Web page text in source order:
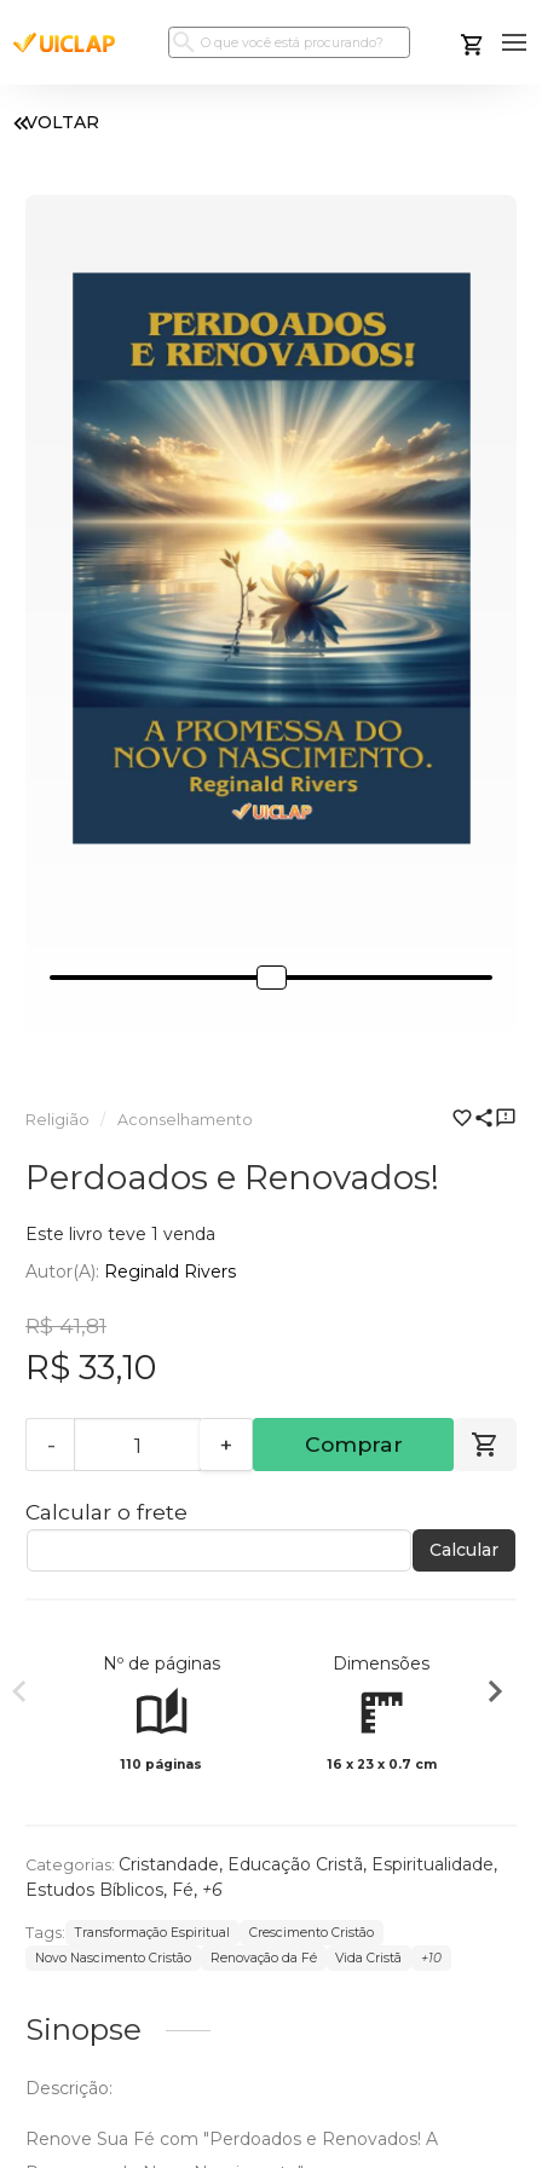
VOLTAR
Religião Aconselhamento
Perdoados e Renovados!
Este livro teve 1 venda
Autor(a): Reginald Rivers
R$ 41,81
R$ 33,10
- + Comprar
Calcular o frete
Calcular
Nº de páginas
110 páginas
Dimensões
16 x 23 x 0.7 cm
Categorias: Cristandade, Educação Cristã, Espiritualidade,
Estudos Bíblicos, Fé, +6
Tags: Transformação Espiritual
Crescimento Cristão
Novo Nascimento Cristão
Renovação da Fé Vida Cristã +10
Sinopse
Descrição:
Renove Sua Fé com "Perdoados e Renovados! A